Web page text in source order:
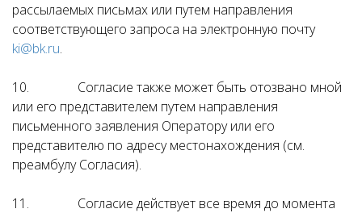
рассылаемых письмах или путем направления
соответствующего запроса на электронную почту
ki@bk.ru.
10. Согласие также может быть отозвано мной
или его представителем путем направления
письменного заявления Оператору или его
представителю по адресу местонахождения (см.
преамбулу Согласия).
11. Согласие действует все время до момента